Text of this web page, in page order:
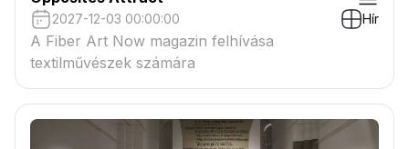
2027-12-03 00:00:00 Hír
A Fiber Art Now magazin felhívása
textilművészek számára